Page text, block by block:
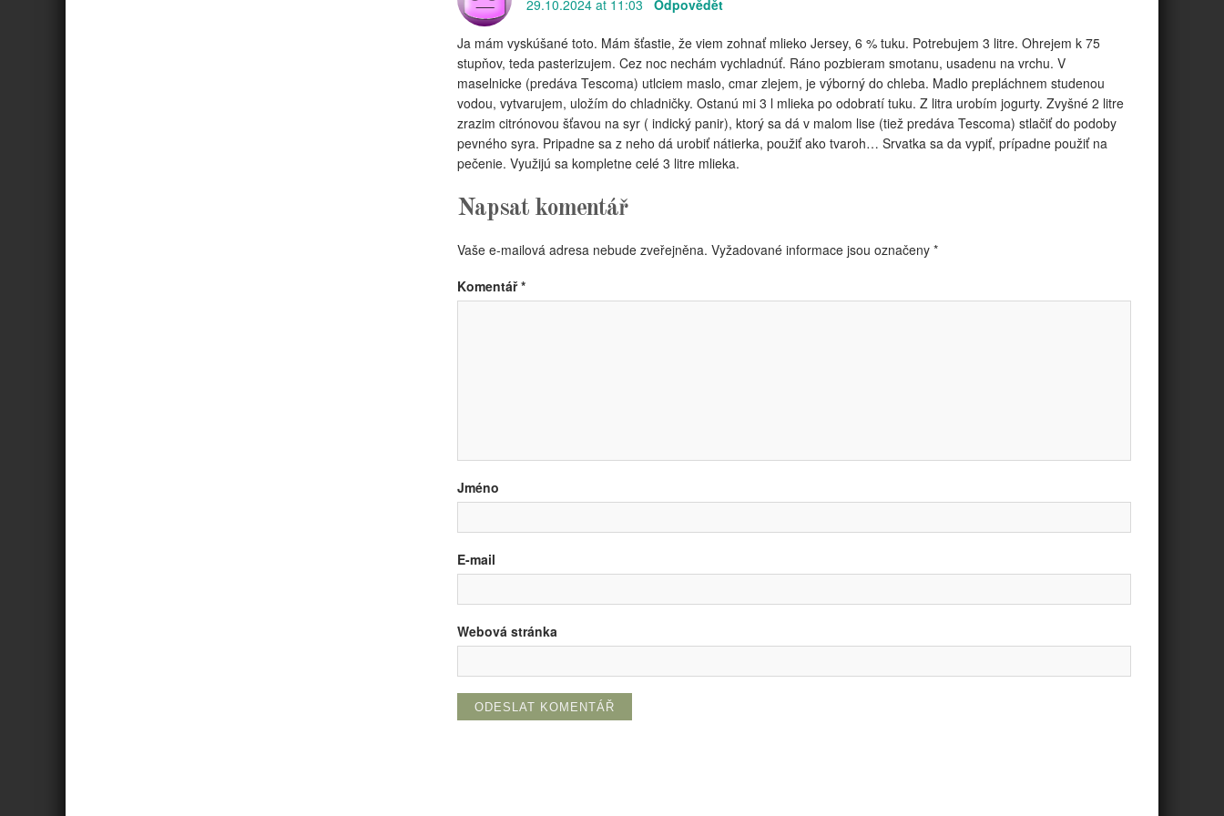
29.10.2024 at 11:03 Odpovědět
Ja mám vyskúšané toto. Mám šťastie, že viem zohnať mlieko Jersey, 6 % tuku. Potrebujem 3 litre. Ohrejem k 75
stupňov, teda pasterizujem. Cez noc nechám vychladnúť. Ráno pozbieram smotanu, usadenu na vrchu. V
maselnicke (predáva Tescoma) utlciem maslo, cmar zlejem, je výborný do chleba. Madlo prepláchnem studenou
vodou, vytvarujem, uložím do chladničky. Ostanú mi 3 l mlieka po odobratí tuku. Z litra urobím jogurty. Zvyšné 2 litre
zrazim citrónovou šťavou na syr ( indický panir), ktorý sa dá v malom lise (tiež predáva Tescoma) stlačiť do podoby
pevného syra. Pripadne sa z neho dá urobiť nátierka, použiť ako tvaroh… Srvatka sa da vypiť, prípadne použiť na
pečenie. Využijú sa kompletne celé 3 litre mlieka.
Napsat komentář
Vaše e-mailová adresa nebude zveřejněna. Vyžadované informace jsou označeny *
Komentář*
Jméno
E-mail
Webová stránka